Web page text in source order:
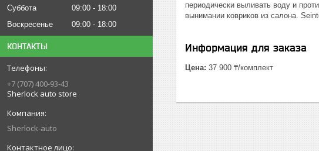
Суббота
09:00
18:00
Воскресенье
09:00 18:00
КОНТАКТЫ
+7 (707) 400-93-43
Sherlock auto store
Sherlock-auto
периодически выливать воду и
вынимании ковриков из салона.
Информация для заказа
Цена: 37 900 ₸/комплект